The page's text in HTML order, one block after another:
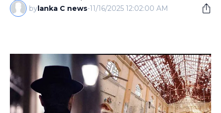
bylanka C news-11/16/2025 12:02:00 AM